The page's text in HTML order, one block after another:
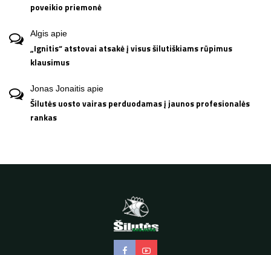
poveikio priemonė
Algis apie
„Ignitis“ atstovai atsakė į visus šilutiškiams rūpimus
klausimus
Jonas Jonaitis apie
Šilutės uosto vairas perduodamas į jaunos profesionalės
rankas